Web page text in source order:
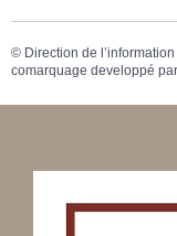
© Direction de
comarquage developpé par